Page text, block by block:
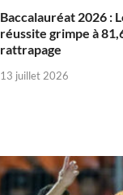
Baccalauréat 2026 :
réussite grimpe à
rattrapage
13 juillet 2026